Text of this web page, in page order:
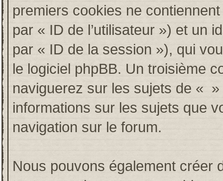
premiers cookies ne
par « ID de l’utilisateur ») et un
par « ID de la session »), qui
le logiciel phpBB. Un troisième
naviguerez sur les sujets de «
informations sur les sujets que
navigation sur le forum.
Nous pouvons également créer